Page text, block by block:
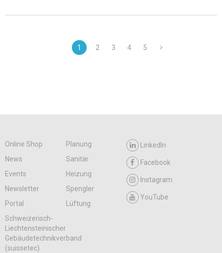
1 2 3 4 5
Online Shop
Planung
News
Sanitär
Events
Heizung
Newsletter
Spengler
Portal
Lüftung
LinkedIn
Facebook
Instagram
YouTube
Schweizerisch-
Liechtensteinischer
Gebäudetechnikverband
(suissetec)